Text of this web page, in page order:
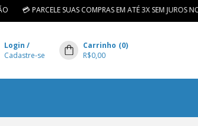
💳 PARCELE SUAS COMPRAS EM ATÉ 3X SEM JUROS NO
Login /
Cadastre-se
Carrinho (0)
R$0,00